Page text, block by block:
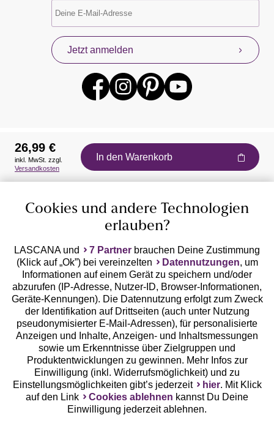
Jetzt anmelden
Auszeichnungen
Geprüfte Sicherheit
Unsere Apps
26,99 €
inkl. MwSt. zzgl.
Versandkosten
In den Warenkorb
Cookies und andere Technologien
erlauben?
LASCANA und 7 Partner brauchen Deine Zustimmung
(Klick auf „Ok”) bei vereinzelten
Datennutzungen, um
Informationen auf einem Gerät zu speichern und/oder
abzurufen (IP-Adresse, Nutzer-ID, Browser-Informationen,
Geräte-Kennungen). Die Datennutzung erfolgt zum Zweck
der Identifikation auf Drittseiten (auch unter Nutzung
pseudonymisierter E-Mail-Adressen), für personalisierte
Anzeigen und Inhalte, Anzeigen- und Inhaltsmessungen
sowie um Erkenntnisse über Zielgruppen und
Produktentwicklungen zu gewinnen. Mehr Infos zur
Einwilligung (inkl. Widerrufsmöglichkeit) und zu
Einstellungsmöglichkeiten gibt’s jederzeit
hier. Mit Klick
auf den Link
Cookies ablehnen kannst Du Deine
Einwilligung jederzeit ablehnen.